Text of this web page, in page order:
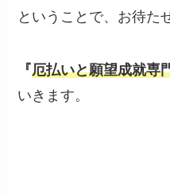
ということで、お待た
『厄払いと願望成就専
いきます。